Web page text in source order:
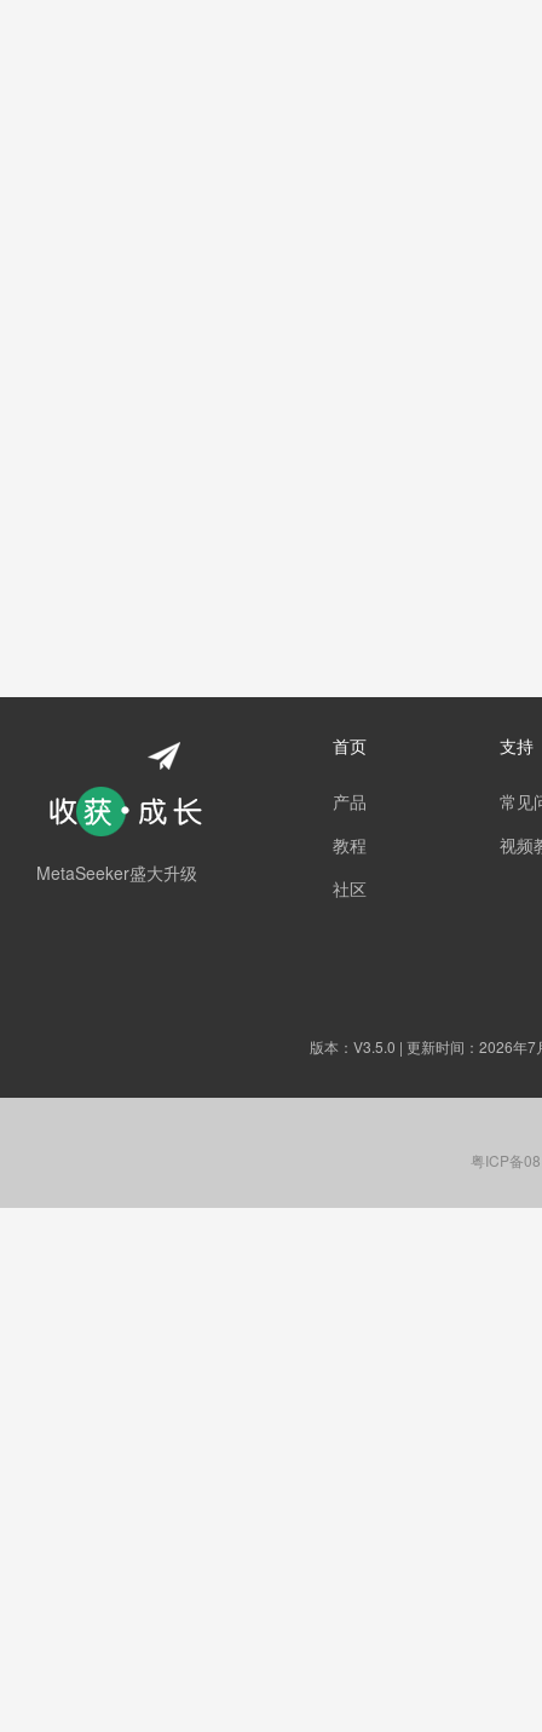
MetaSeeker盛大升级
首页
产品
教程
社区
支持
常见
视频
版本： V3.5.0 | 更新时间：2026年
粤ICP备